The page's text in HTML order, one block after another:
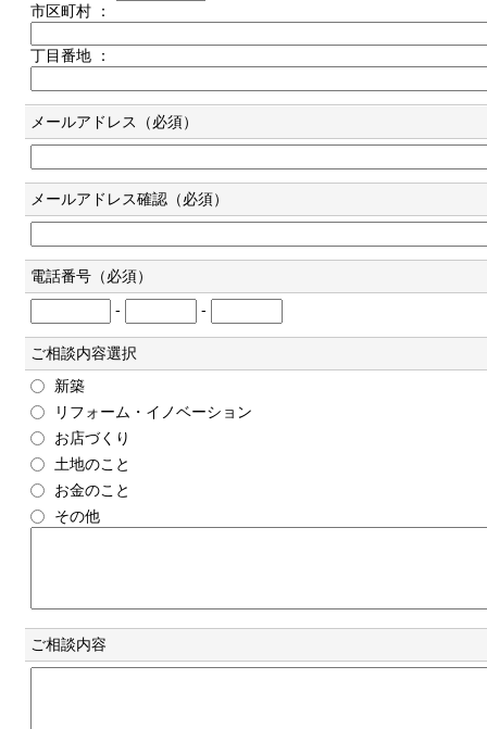
市区町村 ：
丁目番地 ：
メールアドレス（必須）
メールアドレス確認（必須）
電話番号（必須）
-
-
ご相談内容選択
新築
リフォーム・イノベーション
お店づくり
土地のこと
お金のこと
その他
ご相談内容